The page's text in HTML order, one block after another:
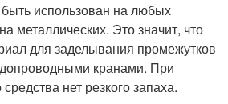
использован на любых
металлических. Это значит, что
для заделывания промежутков
кранами. При
нет резкого запаха.